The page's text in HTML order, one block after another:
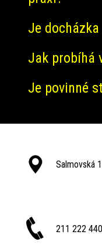
Je
Jak probíhá
Je povinné
Salmovská
211 222 440